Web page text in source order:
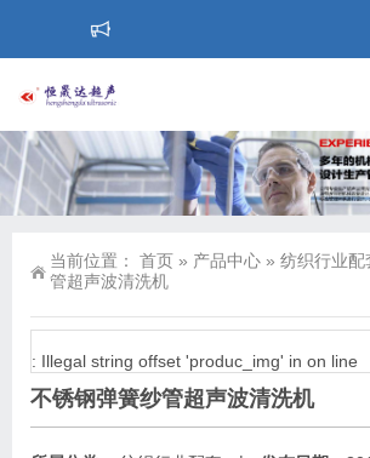
当前位置： 首页 » 产品中心 » 纺织行业配
管超声波清洗机
: Illegal string offset 'produc_img' in on line
不锈钢弹簧纱管超声波清洗机